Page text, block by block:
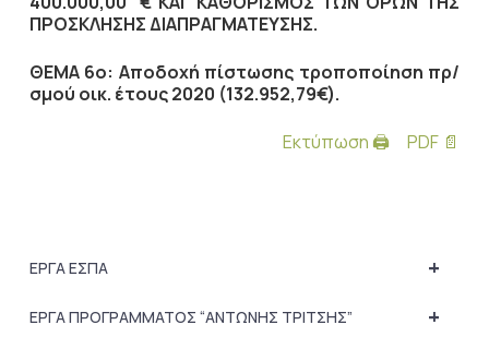
ΠΡΟΣΚΛΗΣΗΣ ΔΙΑΠΡΑΓΜΑΤΕΥΣΗΣ.
ΘΕΜΑ 6ο: Αποδοχή πίστωσης τροποποίηση πρ/
σμού οικ. έτους 2020 (132.952,79€).
Εκτύπωση 🖨
PDF 📄
+
ΕΡΓΑ ΕΣΠΑ
+
ΕΡΓΑ ΠΡΟΓΡΑΜΜΑΤΟΣ “ΑΝΤΩΝΗΣ ΤΡΙΤΣΗΣ”